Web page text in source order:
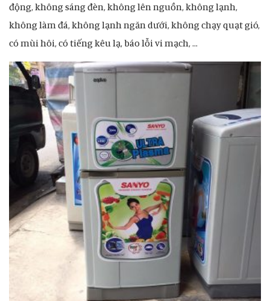
động, không sáng đèn, không lên nguồn, không lạnh,
không làm đá, không lạnh ngăn dưới, không chạy quạt gió,
có mùi hôi, có tiếng kêu lạ, báo lỗi vi mạch, …